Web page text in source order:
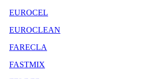
EUROCEL
EUROCLEAN
FARECLA
FASTMIX